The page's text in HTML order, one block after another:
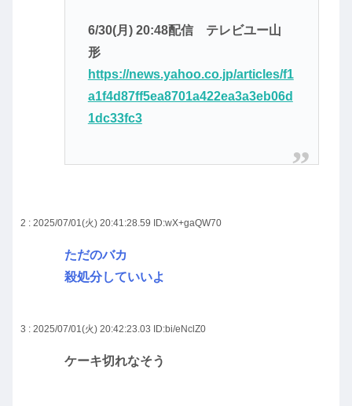
6/30(月) 20:48配信 テレビユー山
形
https://news.yahoo.co.jp/articles/f1
a1f4d87ff5ea8701a422ea3a3eb06d
1dc33fc3
2 : 2025/07/01(火) 20:41:28.59 ID:wX+gaQW70
ただのバカ
殺処分していいよ
3 : 2025/07/01(火) 20:42:23.03 ID:bi/eNclZ0
ケーキ切れなそう